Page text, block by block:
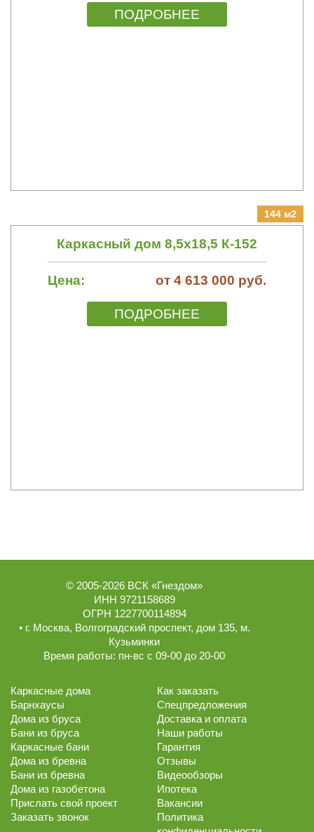
ПОДРОБНЕЕ
144 м2
Каркасный дом 8,5х18,5 К-152
Цена: от 4 613 000 руб.
ПОДРОБНЕЕ
© 2005-2026 ВСК «Гнездом»
ИНН 9721158689
ОГРН 1227700114894
• г. Москва, Волгоградский проспект, дом 135, м.
Кузьминки
Время работы: пн-вс с 09-00 до 20-00
Каркасные дома
Барнхаусы
Дома из бруса
Бани из бруса
Каркасные бани
Дома из бревна
Бани из бревна
Дома из газобетона
Прислать свой проект
Заказать звонок
Как заказать
Спецпредложения
Доставка и оплата
Наши работы
Гарантия
Отзывы
Видеообзоры
Ипотека
Вакансии
Политика